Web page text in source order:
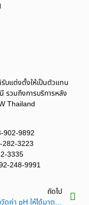
บแต่งตั้งให้เป็นตัวแทน
รวมถึงการบริการหลัง
Thailand
902-9892
282-3223
3335
248-9991
ถัดไป